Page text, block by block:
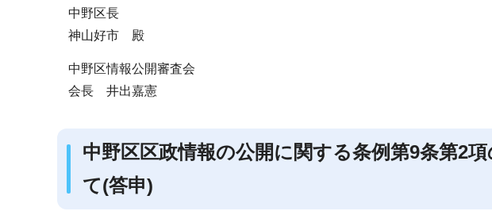
中野区長
神山好市 殿
中野区情報公開審査会
会長 井出嘉憲
中野区区政情報の公開に関する条例第9条第2
て(答申)
ゲ
ー
ョ
ン
こ